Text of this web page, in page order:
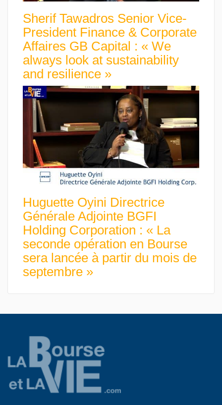
Sherif Tawadros Senior Vice-
President Finance & Corporate
Affaires GB Capital : « We
always look at sustainability
and resilience »
Huguette Oyini Directrice
Générale Adjointe BGFI
Holding Corporation : « La
seconde opération en Bourse
sera lancée à partir du mois de
septembre »